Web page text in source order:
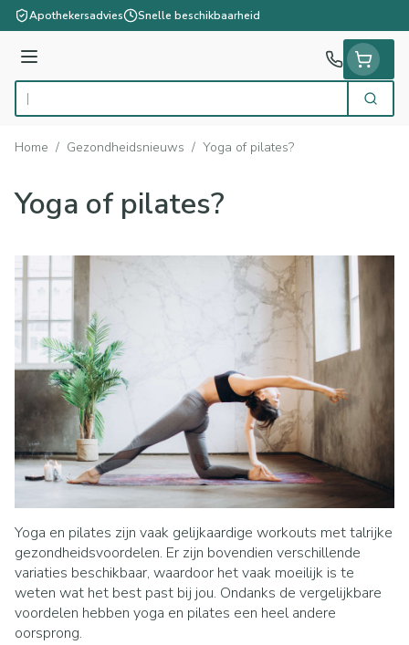
Ga naar de inhoud
Apothekersadvies Snelle beschikbaarheid
Menu
Product, merk, categorie... Zoek
Home / Gezondheidsnieuws / Yoga of pilates?
Yoga of pilates?
Yoga en pilates zijn vaak gelijkaardige workouts met talrijke
gezondheidsvoordelen. Er zijn bovendien verschillende
variaties beschikbaar, waardoor het vaak moeilijk is te
weten wat het best past bij jou. Ondanks de vergelijkbare
voordelen hebben yoga en pilates een heel andere
oorsprong.